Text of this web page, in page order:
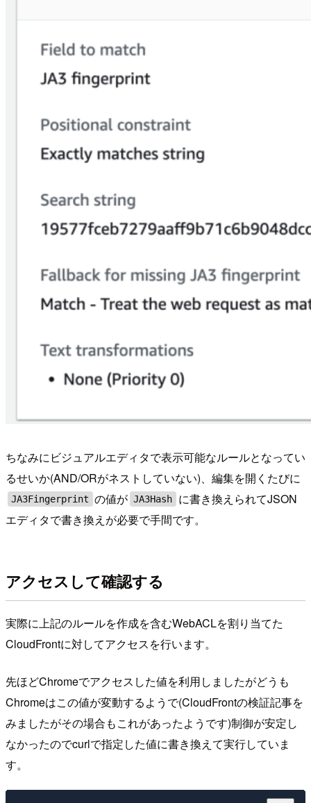
ちなみにビジュアルエディタで表示可能なルールとなってい
るせいか(AND/ORがネストしていない)、編集を開くたびに
JA3Fingerprint の値が JA3Hash
に書き換えられてJSON
エディタで書き換えが必要で手間です。
アクセスして確認する
実際に上記のルールを作成を含むWebACLを割り当てた
CloudFrontに対してアクセスを行います。
先ほどChromeでアクセスした値を利用しましたがどうも
Chromeはこの値が変動するようで(CloudFrontの検証記事を
みましたがその場合もこれがあったようです)制御が安定し
なかったのでcurlで指定した値に書き換えて実行していま
す。